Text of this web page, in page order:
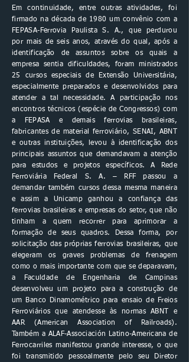
Em continuidade, entre outras atividades, foi
firmado na década de 1980 um convênio com a
FEPASA-Ferrovia Paulista S. A., que perdurou
por mais de seis anos, através do qual, após a
identificação de assuntos sobre os quais a
empresa sentia dificuldades, foram ministrados
25 cursos especiais de Extensão Universitária,
especialmente preparados e desenvolvidos para
atender a tal necessidade. A participação nos
encontros técnicos (espécie de Congressos) com
a FEPASA e demais ferrovias brasileiras,
fabricantes de material ferroviário, SENAI, ABNT
e outras instituições, levou à identificação dos
principais assuntos que demandavam a atenção
para estudos e projetos específicos. A Rede
Ferroviária Federal S. A. – RFF passou a
demandar também cursos dessa mesma maneira
e assim a Unicamp ganhou a confiança das
ferrovias brasileiras e empresas do setor, que não
tinham a quem recorrer para aprimorar a
formação de seus quadros. Dessa forma, por
solicitação das próprias ferrovias brasileiras, que
elegeram os graves problemas de frenagem
como o mais importante com que se deparavam,
a Faculdade de Engenharia de Campinas
desenvolveu um projeto para a construção de
um Banco Dinamométrico para ensaio de Freios
Ferroviários que atendesse às normas ABNT e
AAR (American Association of Railroads).
Também a ALAF-Associación Latino-Americana de
Ferrocarriles manifestou grande interesse, o que
foi transmitido pessoalmente pelo seu Diretor